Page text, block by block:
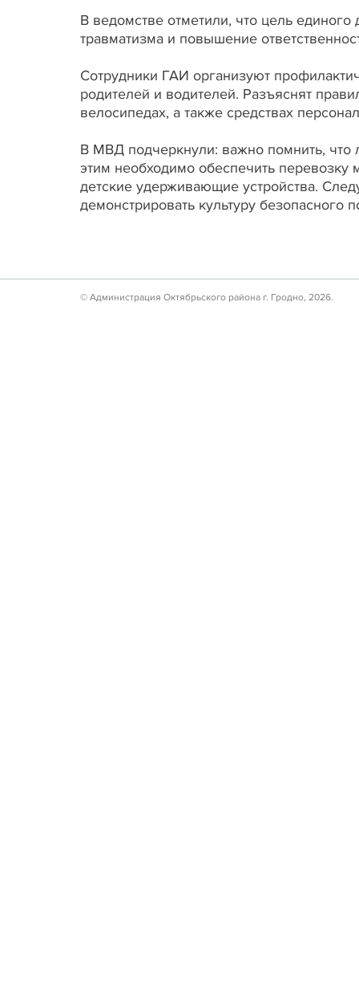
В ведомстве отметили, что цель
травматизма и повышение
Сотрудники ГАИ организуют
родителей и водителей. Разъяснят
велосипедах, а также средствах
В МВД подчеркнули: важно помнить, что
этим необходимо обеспечить перевозку
детские удерживающие устройства.
демонстрировать культуру
© Администрация Октябрьского района г. Гродно, 2026.